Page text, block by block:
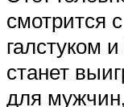
смотрится
галстуком
станет
для